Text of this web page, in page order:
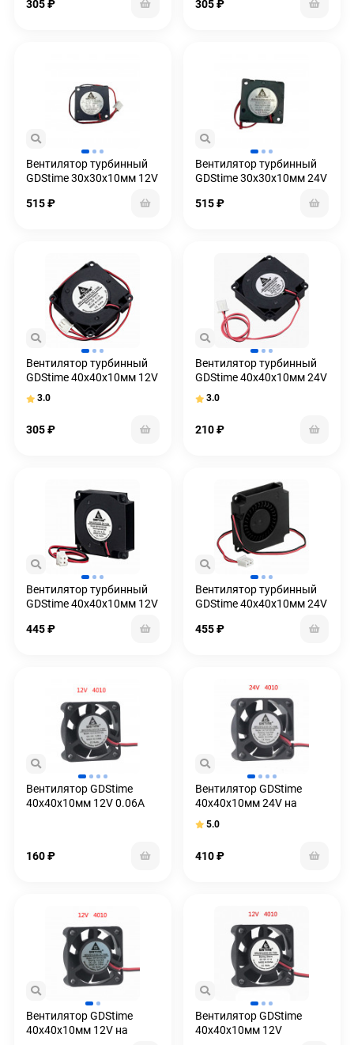
305₽
305₽
Вентилятор турбинный
GDStime 30x30x10мм 12V
515₽
Вентилятор турбинный
GDStime 30x30x10мм 24V
515₽
Вентилятор турбинный
GDStime 40x40x10мм 12V
3.0
305₽
Вентилятор турбинный
GDStime 40x40x10мм 24V
3.0
210₽
Вентилятор турбинный
GDStime 40x40x10мм 12V
445₽
Вентилятор турбинный
GDStime 40x40x10мм 24V
455₽
Вентилятор GDStime
40x40x10мм 12V 0.06A
160₽
Вентилятор GDStime
40x40x10мм 24V на
5.0
410₽
Вентилятор GDStime
40x40x10мм 12V на
Вентилятор GDStime
40x40x10мм 12V